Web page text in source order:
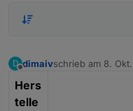
D dimaivschrieb am 8.
zuletzt editiert von
Hers
telle